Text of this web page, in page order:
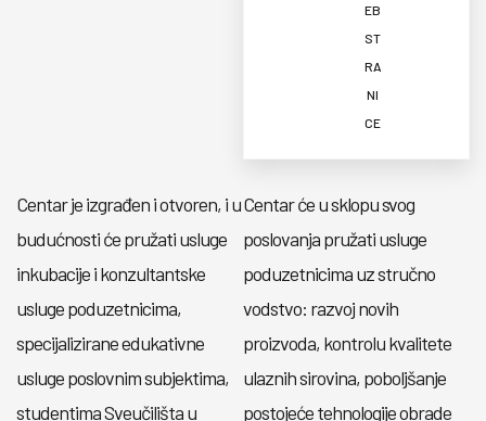
EB
ST
RA
NI
CE
Centar je izgrađen i otvoren, i u
budućnosti će pružati usluge
inkubacije i konzultantske
usluge poduzetnicima,
specijalizirane edukativne
usluge poslovnim subjektima,
studentima Sveučilišta u
Centar će u sklopu svog
poslovanja pružati usluge
poduzetnicima uz stručno
vodstvo: razvoj novih
proizvoda, kontrolu kvalitete
ulaznih sirovina, poboljšanje
postojeće tehnologije obrade